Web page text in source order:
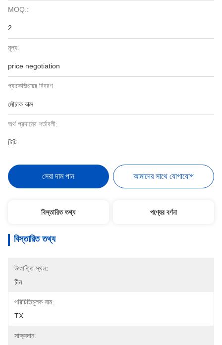
MOQ.:
2
মূল্য:
price negotiation
প্যাকেজিংয়ের বিবরণ:
মৌচাক বাক্স
অর্থ প্রদানের শর্তাবলী:
টিটি
সেরা দাম পান আমাদের সাথে যোগাযোগ
বিস্তারিত তথ্য পণ্যের বর্ণনা
বিস্তারিত তথ্য
উৎপত্তি স্থল:
চীন
পরিচিতিমুলক নাম:
TX
সাক্ষ্যদান: